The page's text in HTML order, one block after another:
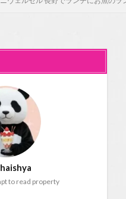
to read property